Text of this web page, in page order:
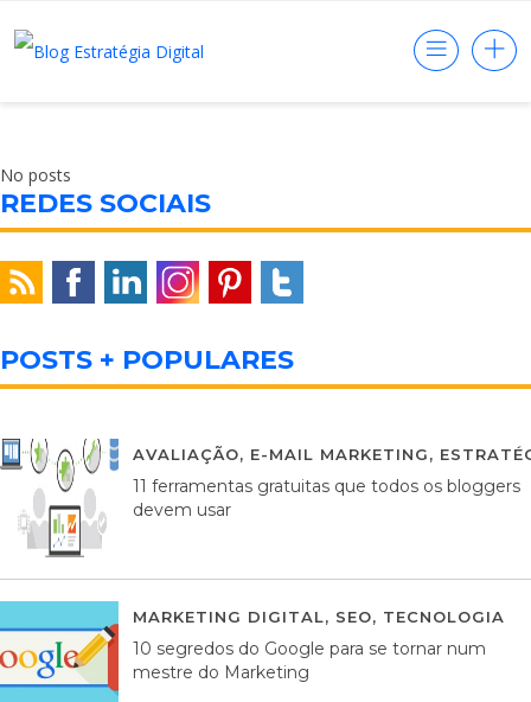
No posts
REDES SOCIAIS
POSTS + POPULARES
AVALIAÇÃO, E-MAIL MARKETING,
11 ferramentas gratuitas que todos os bloggers
devem usar
MARKETING DIGITAL, SEO, TECNOLOGIA
10 segredos do Google para se tornar num
mestre do Marketing